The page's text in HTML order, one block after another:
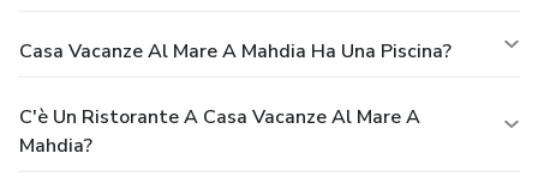
Casa Vacanze Al Mare A Mahdia Ha Una Piscina?
C'è Un Ristorante A Casa Vacanze Al Mare A
Mahdia?